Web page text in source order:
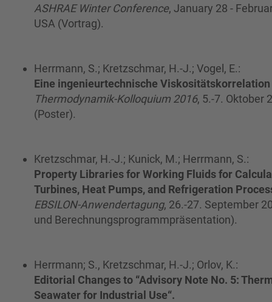
ASHRAE Winter Conference, January 28 -
USA (Vortrag).
Herrmann, S.; Kretzschmar, H.-J.; Vogel, E.:
Eine ingenieurtechnische
Thermodynamik-Kolloquium 2016, 5.-7. Oktober
(Poster).
Kretzschmar, H.-J.; Kunick, M.; Herrmann, S.:
Property Libraries for Working Fluids for
Turbines, Heat Pumps, and Refrigeration
EBSILON-Anwendertagung, 26.-27. September
und Berechnungsprogrammpräsentation).
Herrmann; S., Kretzschmar, H.-J.; Orlov, K.:
Editorial Changes to “Advisory Note No. 5:
Seawater for Industrial Use“.